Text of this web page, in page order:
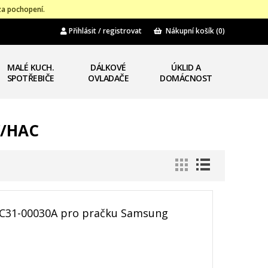
pochopení.
Přihlásit / registrovat Nákupní košík(0)
MALÉ KUCH.
SPOTŘEBIČE
DÁLKOVÉ
OVLADAČE
ÚKLID A
DOMÁCNOST
00030A pro pračku Samsung